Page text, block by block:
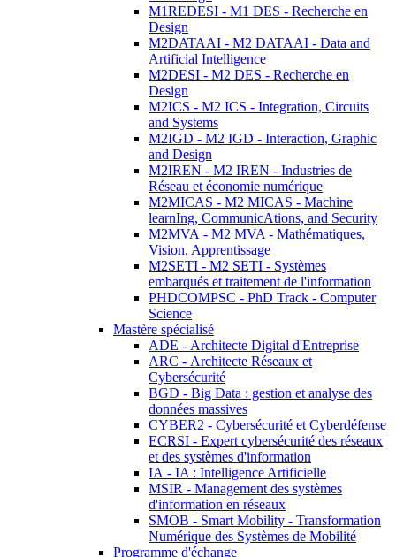
M1REDESI - M1 DES - Recherche en
Design
M2DATAAI - M2 DATAAI - Data and
Artificial Intelligence
M2DESI - M2 DES - Recherche en
Design
M2ICS - M2 ICS - Integration, Circuits
and Systems
M2IGD - M2 IGD - Interaction, Graphic
and Design
M2IREN - M2 IREN - Industries de
Réseau et économie numérique
M2MICAS - M2 MICAS - Machine
learnIng, CommunicAtions, and Security
M2MVA - M2 MVA - Mathématiques,
Vision, Apprentissage
M2SETI - M2 SETI - Systèmes
embarqués et traitement de l'information
PHDCOMPSC - PhD Track - Computer
Science
Mastère spécialisé
ADE - Architecte Digital d'Entreprise
ARC - Architecte Réseaux et
Cybersécurité
BGD - Big Data : gestion et analyse des
données massives
CYBER2 - Cybersécurité et Cyberdéfense
ECRSI - Expert cybersécurité des réseaux
et des systèmes d'information
IA - IA : Intelligence Artificielle
MSIR - Management des systèmes
d'information en réseaux
SMOB - Smart Mobility - Transformation
Numérique des Systèmes de Mobilité
Programme d'échange